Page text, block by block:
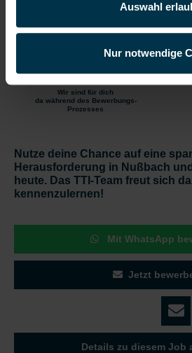
Auswahl
Nur notwendige
Wir sind für dich
da während des Bewerbungs-
Prozesses
Nutze deine Chance auf eine
Herausforderung in Nußbach
heute. Das TTI-Team freut sich
kennenzulernen!
Mit WhatsApp
Jetzt
Details zu diesem Job